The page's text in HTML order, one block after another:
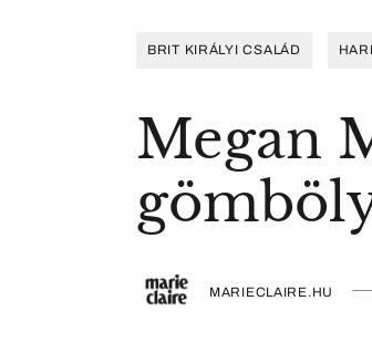
BRIT KIRÁLYI CSALÁD
Megan
MARIECLAIRE.HU